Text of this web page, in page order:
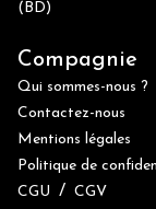
(BD)
Compagnie
Qui sommes-nous ?
Contactez-nous
Mentions légales
Politique de
CGU / CGV